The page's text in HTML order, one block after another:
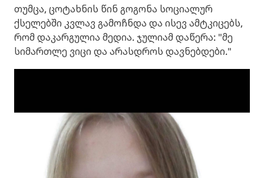
თუმცა, ცოტახნის წინ გოგონა სოციალურ
ქსელებში კვლავ გამოჩნდა და ისევ ამტკიცებს,
რომ დაკარგულია მედია. ჯულიამ დაწერა: "მე
სიმართლე ვიცი და არასდროს დავნებდები."